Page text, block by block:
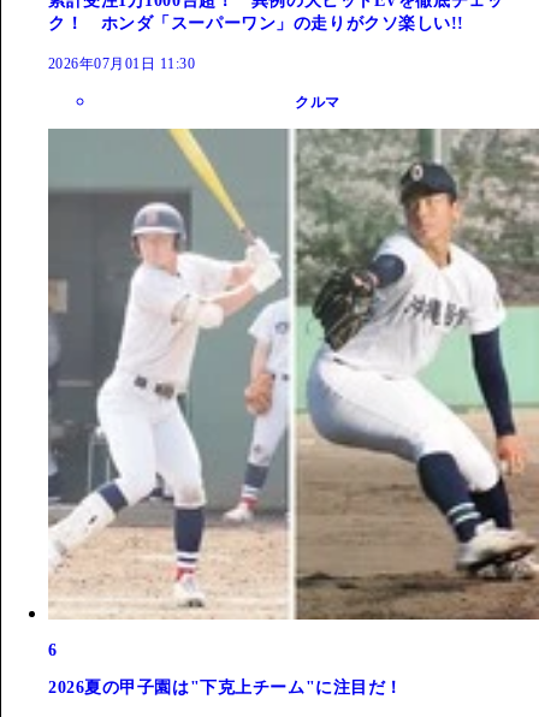
ク！ ホンダ「スーパーワン」の走りがクソ楽しい!!
2026年07月01日 11:30
クルマ
6
2026夏の甲子園は"下克上チーム"に注目だ！